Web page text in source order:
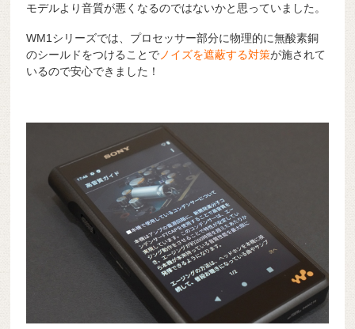
モデルより音質が悪くなるのではないかと思っていました。
WM1シリーズでは、プロセッサー部分に物理的に無酸素銅
のシールドをつけることで ノイズを遮蔽する対策が施されて
いるので安心できました！